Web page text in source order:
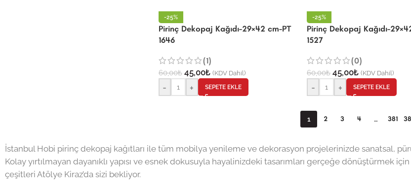
-25%
Pirinç Dekopaj Kağıdı-29×42 cm-PT
1646
(1)
60,00₺ 45,00₺ (KDV Dahil)
- + SEPETE EKLE
-25%
Pirinç Dekopaj Kağıdı-
1527
(0)
60,00₺ 45,00₺ (KDV Dahil)
- + SEPETE EKLE
1 2 3 4 … 381
İstanbul Hobi pirinç dekopaj kağıtları ile tüm mobilya yenileme ve dekorasyon projelerinizde sanatsal,
Kolay yırtılmayan dayanıklı yapısı ve esnek dokusuyla hayalinizdeki tasarımları gerçeğe dönüştürmek
çeşitleri Atölye Kiraz’da sizi bekliyor.